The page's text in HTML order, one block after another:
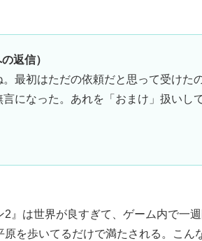
返信）
最初はただの依頼だと思って受けた
になった。あれを「おまけ」扱いし
2』は世界が良すぎて、ゲーム内で一
を歩いてるだけで満たされる。こん